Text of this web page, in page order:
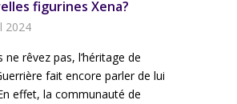
figurines Xena?
2024
ne rêvez pas, l’héritage de
fait encore parler de lui
effet, la communauté de